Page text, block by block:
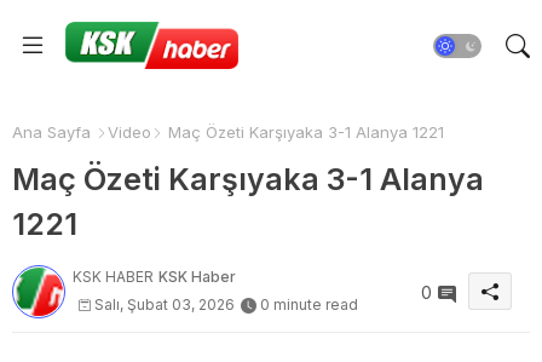
Ana Sayfa Video Maç Özeti Karşıyaka 3-1 Alanya 1221
Maç Özeti Karşıyaka 3-1 Alanya
1221
KSK HABER KSK Haber
Salı, Şubat 03, 2026
0 minute read
0